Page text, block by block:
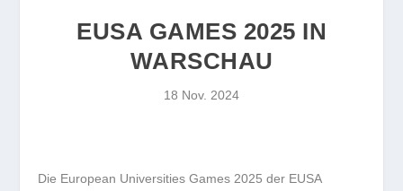
EUSA GAMES 2025 IN
WARSCHAU
18 Nov. 2024
Die European Universities Games 2025 der EUSA